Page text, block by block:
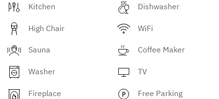
Kitchen Dishwasher
High Chair WiFi
Sauna Coffee Maker
Washer TV
Fireplace Free Parking